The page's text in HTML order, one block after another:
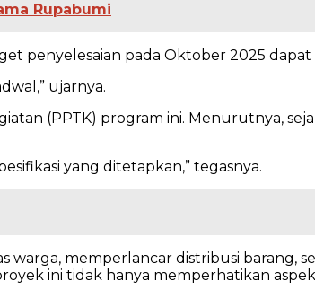
Rupabumi
penyelesaian pada Oktober 2025 dapat
ujarnya.
(PPTK) program ini. Menurutnya,
yang ditetapkan,” tegasnya.
warga, memperlancar distribusi
ini tidak hanya memperhatikan